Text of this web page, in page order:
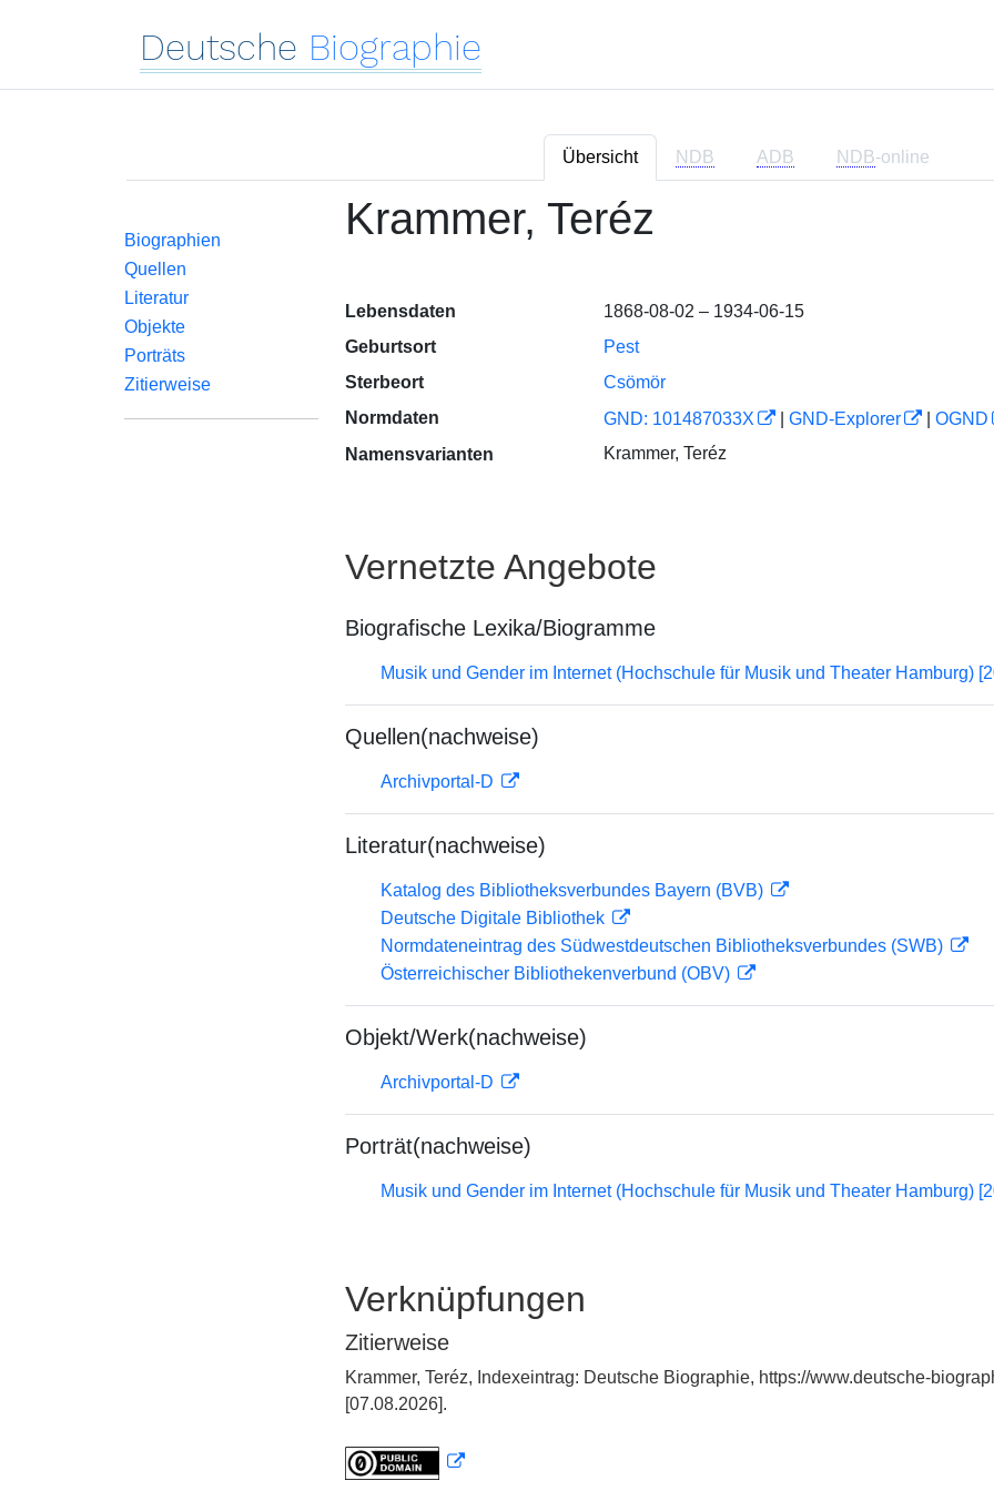
Deutsche Biographie
Übersicht NDB ADB NDB-online
Biographien
Quellen
Literatur
Objekte
Porträts
Zitierweise
Krammer, Teréz
Lebensdaten
1868-08-02 – 1934-06-15
Geburtsort
Pest
Sterbeort
Csömör
Normdaten
GND: 101487033X GND-Explorer OGND
Namensvarianten
Krammer, Teréz
Vernetzte Angebote
Biografische Lexika/Biogramme
Musik und Gender im Internet (Hochschule für Musik und Theater Hamburg)
Quellen(nachweise)
Archivportal-D
Literatur(nachweise)
Katalog des Bibliotheksverbundes Bayern (BVB)
Deutsche Digitale Bibliothek
Normdateneintrag des Südwestdeutschen Bibliotheksverbundes (SWB)
Österreichischer Bibliothekenverbund (OBV)
Objekt/Werk(nachweise)
Archivportal-D
Porträt(nachweise)
Musik und Gender im Internet (Hochschule für Musik und Theater Hamburg)
Verknüpfungen
Zitierweise
Krammer, Teréz, Indexeintrag: Deutsche Biographie, https://www.deutsche-
[07.08.2026].